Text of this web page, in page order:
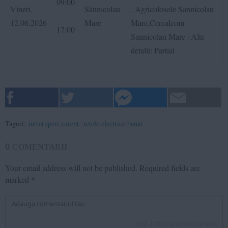
Vineri,
12.06.2026
–
17:00
Sânnicolau
Mare
, Agricolosole Sannicolau
Mare,Cerealcom
Sannicolau Mare | Alte
detalii: Partial
Taguri: intreruperi curent retele electrice banat
Your email address will not be published. Required fields are
marked *